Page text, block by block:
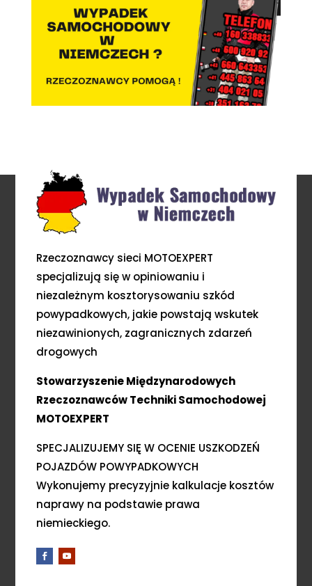
Rzeczoznawcy sieci MOTOEXPERT
specjalizują się w opiniowaniu i
niezależnym kosztorysowaniu szkód
powypadkowych, jakie powstają wskutek
niezawinionych, zagranicznych zdarzeń
drogowych
Stowarzyszenie Międzynarodowych
Rzeczoznawców Techniki Samochodowej
MOTOEXPERT
SPECJALIZUJEMY SIĘ W OCENIE USZKODZEŃ
POJAZDÓW POWYPADKOWYCH
Wykonujemy precyzyjnie kalkulacje kosztów
naprawy na podstawie prawa
niemieckiego.